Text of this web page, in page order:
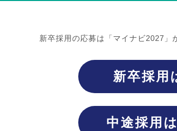
新卒採用の応募は「マイナビ2027」
新卒採用
中途採用